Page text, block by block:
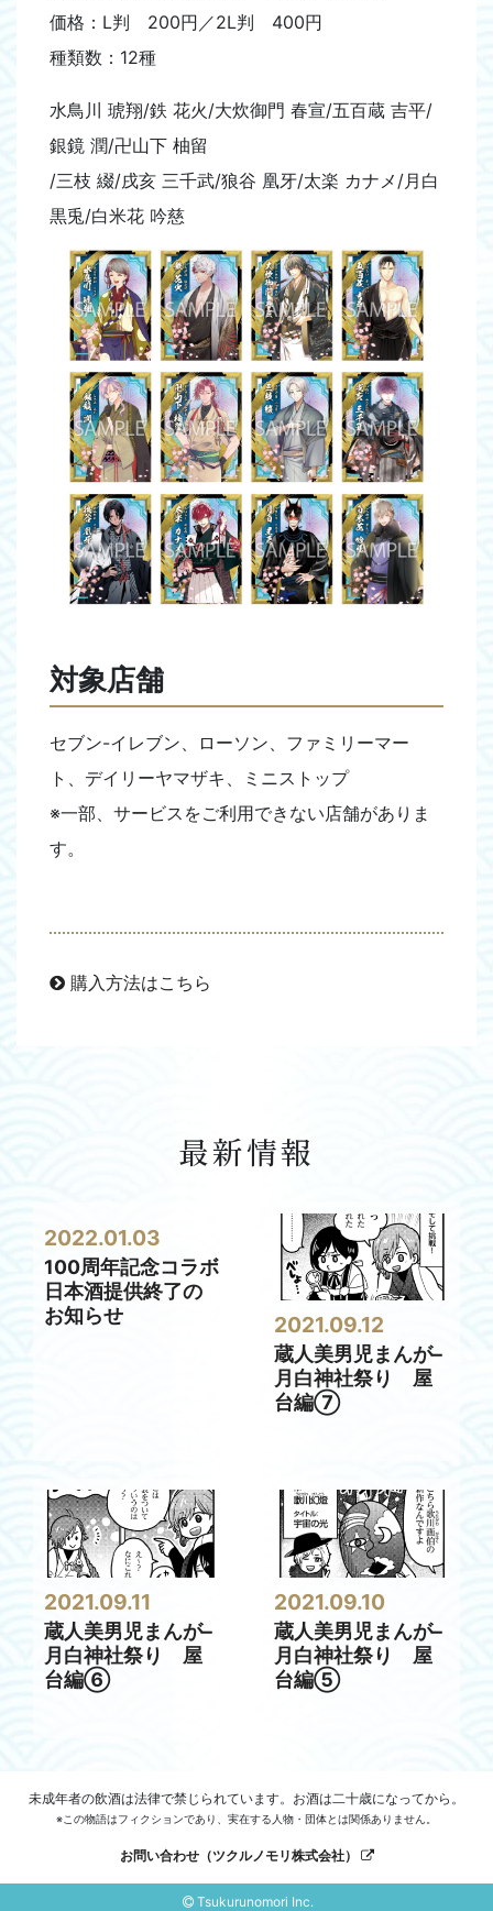
価格：L判 200円／2L判 400円
種類数：12種
水鳥川 琥翔/鉄 花火/大炊御門 春宣/五百蔵 吉平/
銀鏡 潤/卍山下 柚留
/三枝 綴/戌亥 三千武/狼谷 凰牙/太楽 カナメ/月白
黒兎/白米花 吟慈
対象店舗
セブン-イレブン、ローソン、ファミリーマー
ト、デイリーヤマザキ、ミニストップ
※一部、サービスをご利用できない店舗がありま
す。
購入方法はこちら
最新情報
2022.01.03
100周年記念コラボ
日本酒提供終了の
お知らせ
2021.09.12
蔵人美男児まんが–
月白神社祭り 屋
台編⑦
2021.09.11
蔵人美男児まんが–
月白神社祭り 屋
台編⑥
2021.09.10
蔵人美男児まんが–
月白神社祭り 屋
台編⑤
未成年者の飲酒は法律で禁じられています。お酒は二十歳になってから。
※この物語はフィクションであり、実在する人物・団体とは関係ありません。
お問い合わせ（ツクルノモリ株式会社）
Tsukurunomori Inc.